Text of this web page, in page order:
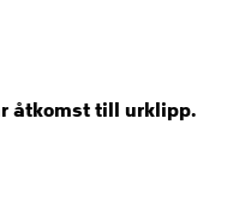
åtkomst till urklipp.